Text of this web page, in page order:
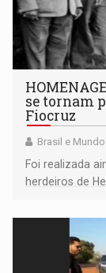
se tornam
Fiocruz
Brasil e Mundo
Foi realizada
herdeiros de